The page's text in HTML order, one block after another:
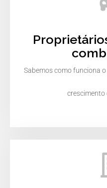
Sabemos como funciona
crescimento